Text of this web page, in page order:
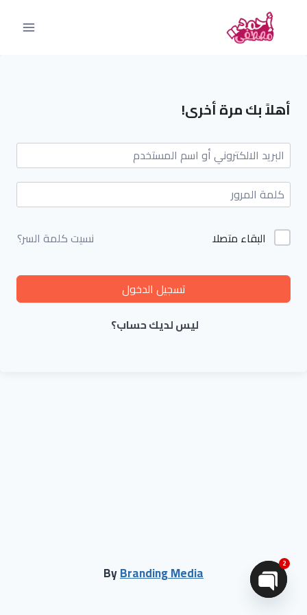
أهلاً بك مرة أخرى!
البقاء متصلا نسيت كلمة السر؟
تسجيل الدخول
ليس لديك حساب؟
ByBranding Media 2